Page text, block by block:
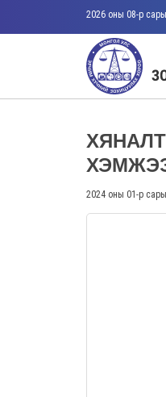
2026 оны 08-р
2024 оны 01-р